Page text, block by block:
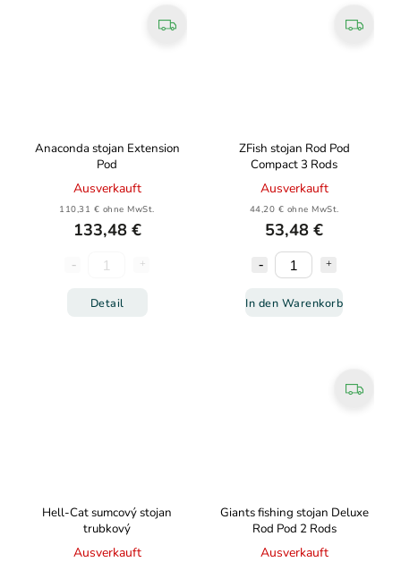
Anaconda stojan Extension
Pod
Ausverkauft
110,31 € ohne MwSt.
133,48 €
Detail
ZFish stojan Rod Pod
Compact 3 Rods
Ausverkauft
44,20 € ohne MwSt.
53,48 €
In den Warenkorb
Hell-Cat sumcový stojan
trubkový
Ausverkauft
Giants fishing stojan Deluxe
Rod Pod 2 Rods
Ausverkauft